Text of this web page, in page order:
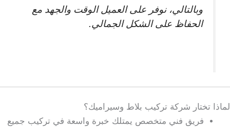
وبالتالي، نوفر على العميل الوقت والجهد مع
الحفاظ على الشكل الجمالي.
لماذا تختار شركة تركيب بلاط وسيراميك؟
فريق فني متخصص يمتلك خبرة واسعة في تركيب جميع